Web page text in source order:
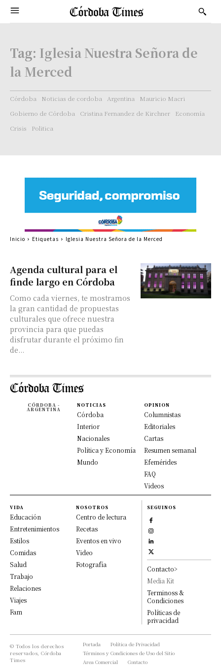
Tag: Iglesia Nuestra Señora de
la Merced
Córdoba Noticias de cordoba Argentina
Mauricio Macri
Gobierno de Córdoba
Cristina Fernandez de Kirchner
Economía
Crisis
Politica
Agenda cultural para el
finde largo en Córdoba
Como cada viernes, te mostramos
la gran cantidad de propuestas
culturales que ofrece nuestra
provincia para que puedas
disfrutar durante el próximo fin
de...
Inicio Etiquetas Iglesia Nuestra Señora de la Merced
CÓRDOBA -
ARGENTINA
NOTICIAS
Córdoba
Interior
Nacionales
Política y Economía
Mundo
OPINION
Columnistas
Editoriales
Cartas
Resumen semanal
Efemérides
FAQ
Videos
VIDA
Educación
Entretenimientos
Estilos
Comidas
Salud
Trabajo
Relaciones
Viajes
Fam
NOSOTROS
Centro de lectura
Recetas
Eventos en vivo
Video
Fotografía
SEGUINOS
Contacto>
Media Kit
Terminoss &
Condiciones
Políticas de
privacidad
© Todos los derechos
reservados, Córdoba
Times
Portada
Política de Privacidad
Términos y Condiciones de Uso del Sitio
Area Comercial
Contacto